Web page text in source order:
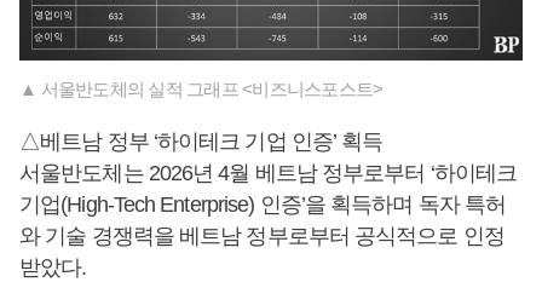
▲ 서울반도체의 실적 그래프 <비즈니스포스트>
△베트남 정부 ‘하이테크 기업 인증’ 획득
서울반도체는 2026년 4월 베트남 정부로부터 ‘하이테크
기업(High-Tech Enterprise) 인증’을 획득하며 독자 특허
와 기술 경쟁력을 베트남 정부로부터 공식적으로 인정
받았다.